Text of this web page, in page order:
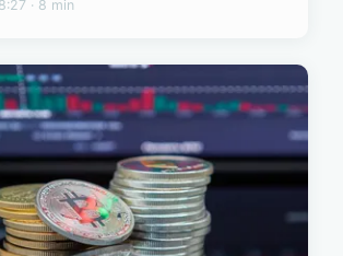
· 8 min